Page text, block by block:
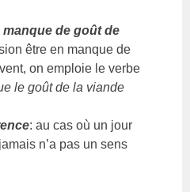
de goût de
être en manque de
on emploie le verbe
le goût de la viande
: au cas où un jour
n’a pas un sens